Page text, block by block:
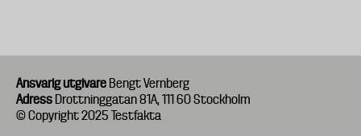
Ansvarig utgivare Bengt Vernberg
Adress Drottninggatan 81A, 111 60 Stockholm
© Copyright 2025 Testfakta